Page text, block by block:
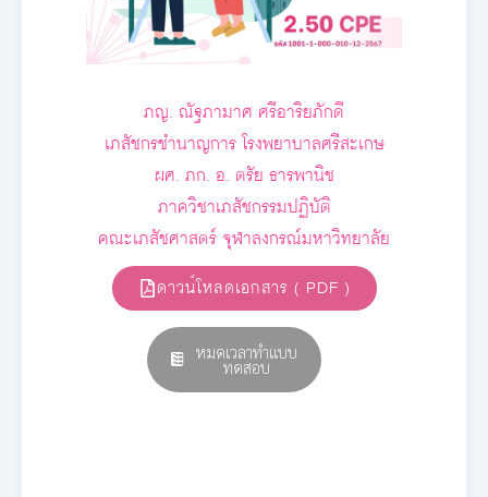
ภญ. ณัฐภามาศ ศรีอาริยภักดี
เภสัชกรชำนาญการ โรงพยาบาลศรีสะเกษ
ผศ. ภก. อ. ตรัย ธารพานิช
ภาควิชาเภสัชกรรมปฏิบัติ
คณะเภสัชศาสตร์ จุฬาลงกรณ์มหาวิทยาลัย
ดาวน์โหลดเอกสาร ( PDF )
หมดเวลาทำแบบ
ทดสอบ